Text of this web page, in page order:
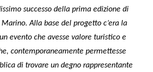
successo della prima edizione di
Marino. Alla base del progetto c’era la
evento che avesse valore turistico e
contemporaneamente permettesse
di trovare un degno rappresentante